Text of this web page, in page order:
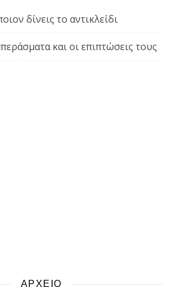
δίνεις το αντικλείδι
και οι επιπτώσεις τους
ΑΡΧΕΙΟ